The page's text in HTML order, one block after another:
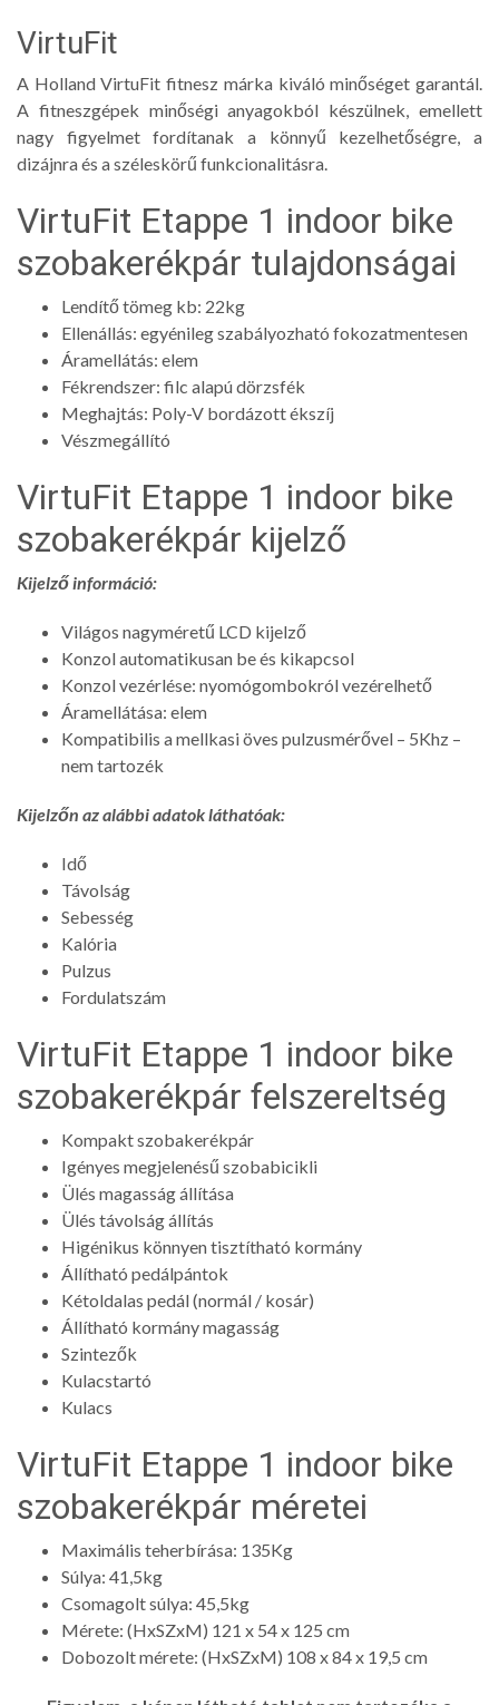
VirtuFit
A Holland VirtuFit fitnesz márka kiváló minőséget garantál.
A fitneszgépek minőségi anyagokból készülnek, emellett
nagy figyelmet fordítanak a könnyű kezelhetőségre, a
dizájnra és a széleskörű funkcionalitásra.
VirtuFit Etappe 1 indoor bike
szobakerékpár tulajdonságai
Lendítő tömeg kb: 22kg
Ellenállás: egyénileg szabályozható fokozatmentesen
Áramellátás: elem
Fékrendszer: filc alapú dörzsfék
Meghajtás: Poly-V bordázott ékszíj
Vészmegállító
VirtuFit Etappe 1 indoor bike
szobakerékpár kijelző
Kijelző információ:
Világos nagyméretű LCD kijelző
Konzol automatikusan be és kikapcsol
Konzol vezérlése: nyomógombokról vezérelhető
Áramellátása: elem
Kompatibilis a mellkasi öves pulzusmérővel – 5Khz –
nem tartozék
Kijelzőn az alábbi adatok láthatóak:
Idő
Távolság
Sebesség
Kalória
Pulzus
Fordulatszám
VirtuFit Etappe 1 indoor bike
szobakerékpár felszereltség
Kompakt szobakerékpár
Igényes megjelenésű szobabicikli
Ülés magasság állítása
Ülés távolság állítás
Higénikus könnyen tisztítható kormány
Állítható pedálpántok
Kétoldalas pedál (normál / kosár)
Állítható kormány magasság
Szintezők
Kulacstartó
Kulacs
VirtuFit Etappe 1 indoor bike
szobakerékpár méretei
Maximális teherbírása: 135Kg
Súlya: 41,5kg
Csomagolt súlya: 45,5kg
Mérete: (HxSZxM) 121 x 54 x 125 cm
Dobozolt mérete: (HxSZxM) 108 x 84 x 19,5 cm